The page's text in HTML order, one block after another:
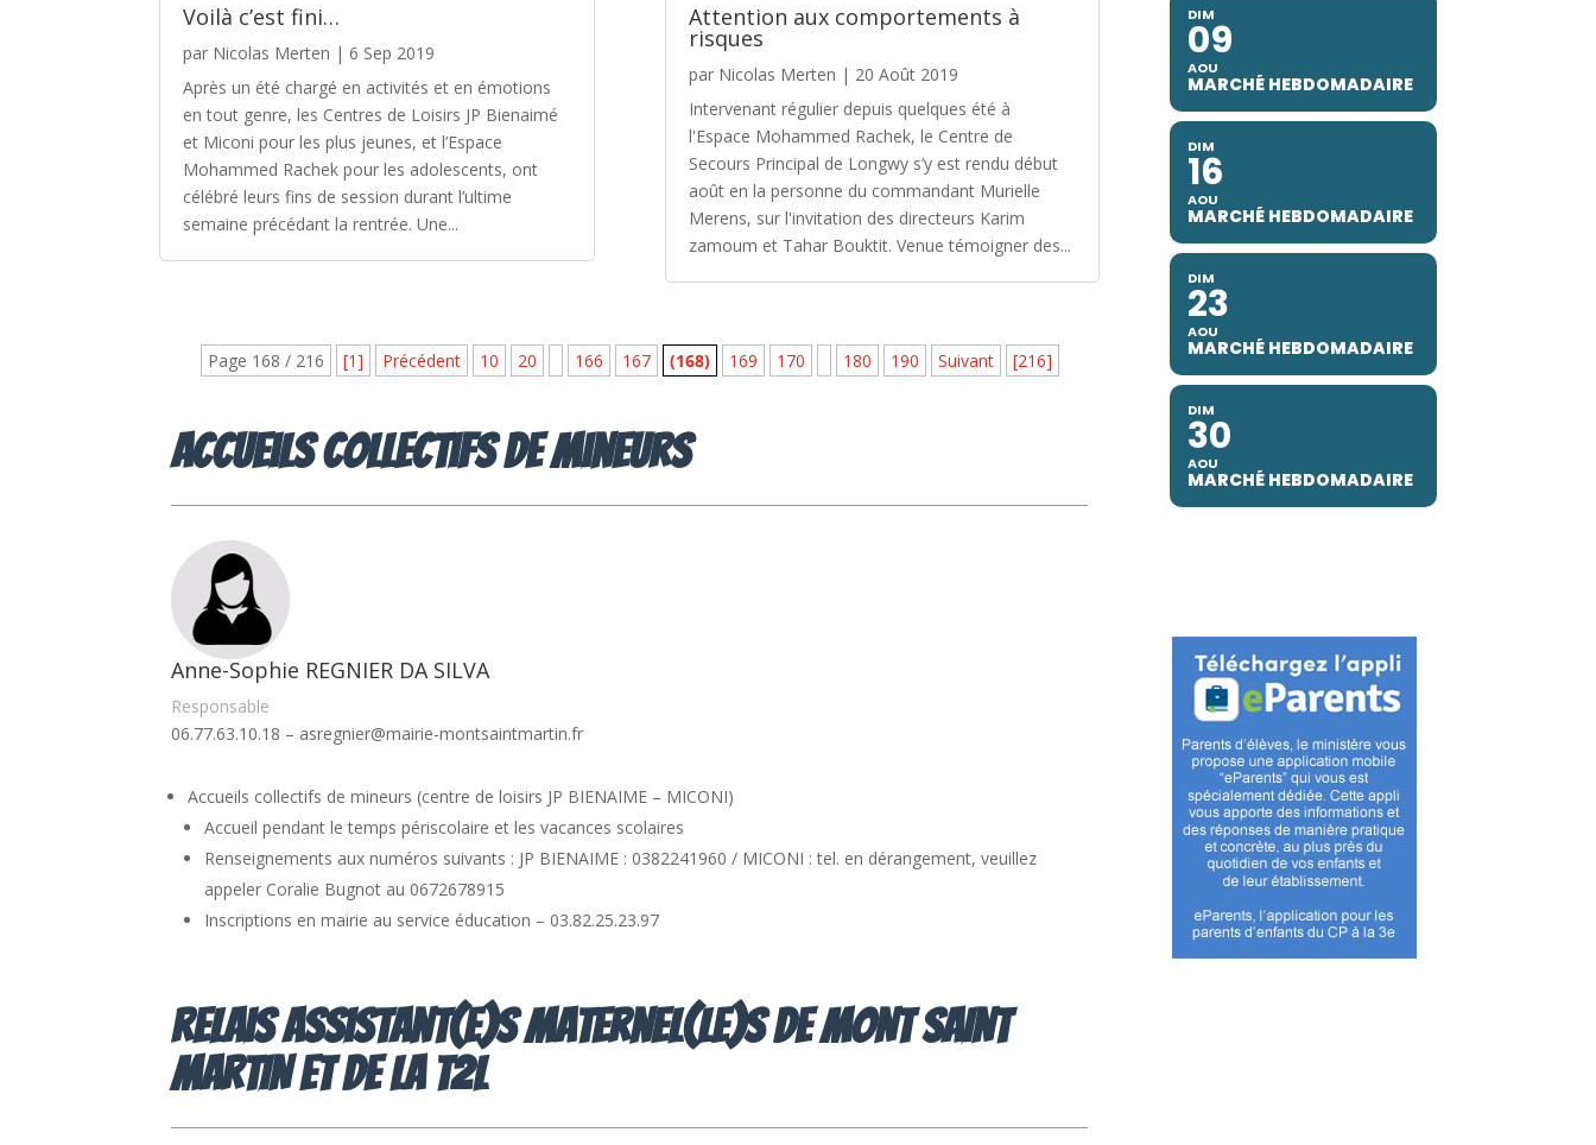
Voilà c’est fini…
par Nicolas Merten |6 Sep 2019
Après un été chargé en activités et en émotions
en tout genre, les Centres de Loisirs JP Bienaimé
et Miconi pour les plus jeunes, et l’Espace
Mohammed Rachek pour les adolescents, ont
célébré leurs fins de session durant l’ultime
semaine précédant la rentrée. Une...
Attention aux comportements à
risques
par Nicolas Merten | 20 Août 2019
Intervenant régulier depuis quelques été à
l'Espace Mohammed Rachek, le Centre de
Secours Principal de Longwy s’y est rendu début
août en la personne du commandant Murielle
Merens, sur l'invitation des directeurs Karim
zamoum et Tahar Bouktit. Venue témoigner des...
Page 168 / 216 [1] Précédent 10 20 166 167 (168) 169 170 180 190 Suivant [216]
Accueils collectifs de mineurs
Anne-Sophie REGNIER DA SILVA
Responsable
06.77.63.10.18 – asregnier@mairie-montsaintmartin.fr
Accueils collectifs de mineurs (centre de loisirs JP BIENAIME – MICONI)
Accueil pendant le temps périscolaire et les vacances scolaires
Renseignements aux numéros suivants : JP BIENAIME : 0382241960 / MICONI : tel. en dérangement, veuillez
appeler Coralie Bugnot au 0672678915
Inscriptions en mairie au service éducation – 03.82.25.23.97
Relais Assistant(e)s Maternel(le)s de MONT SAINT
MARTIN et de la T2L
DIM
09
AOU
MARCHÉ HEBDOMADAIRE
DIM
16
AOU
MARCHÉ HEBDOMADAIRE
DIM
23
AOU
MARCHÉ HEBDOMADAIRE
DIM
30
AOU
MARCHÉ HEBDOMADAIRE